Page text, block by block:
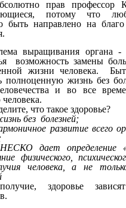
прав профессор
потому что
направлено на благо
выращивания органа -
возможность замены
жизни человека.
полноценную жизнь без
и во все
что такое здоровье?
без болезней;
развитие всего
дает определение
физического,
человека, а не
здоровье